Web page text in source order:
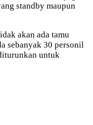
standby maupun
akan ada tamu
sebanyak 30 personil
untuk